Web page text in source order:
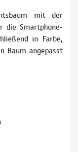
mit der
die Smartphone-
in Farbe,
Baum angepasst